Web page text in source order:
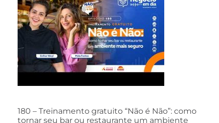
180 – Treinamento gratuito “Não é Não”: como
tornar seu bar ou restaurante um ambiente